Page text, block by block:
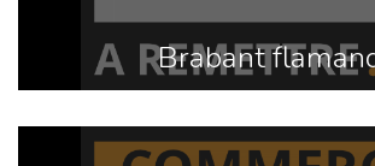
Brabant